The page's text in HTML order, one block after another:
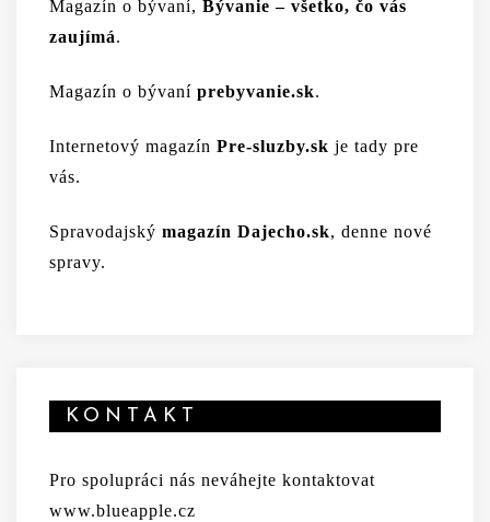
Magazín o bývaní, Bývanie – všetko, čo vás
zaujímá.
Magazín o bývaní prebyvanie.sk.
Internetový magazín Pre-sluzby.sk je tady pre
vás.
Spravodajský magazín Dajecho.sk, denne nové
spravy.
KONTAKT
Pro spolupráci nás neváhejte kontaktovat
www.blueapple.cz